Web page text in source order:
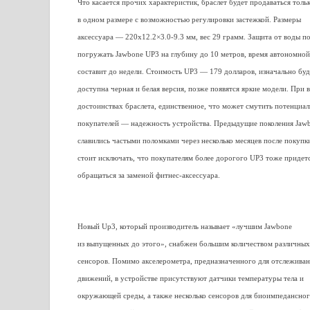
Что касается прочих характеристик, браслет будет продаваться
в одном размере с возможностью регулировки застежкой. Размеры
аксессуара — 220х12.2×3.0-9.3 мм, вес 29 грамм. Защита от воды
погружать Jawbone UP3 на глубину до 10 метров, время
составит до недели. Стоимость UP3 — 179 долларов, изначально
доступна черная и белая версия, позже появятся яркие модели. При
достоинствах браслета, единственное, что может смутить
покупателей — надежность устройства. Предыдущие поколения
славились частыми поломками через несколько месяцев после
стоит исключать, что покупателям более дорогого UP3 тоже
обращаться за заменой фитнес-аксессуара.
Новый Up3, который производитель называет «лучшим Jawbone
из выпущенных до этого», снабжен большим количеством различных
сенсоров. Помимо акселерометра, предназначенного для
движений, в устройстве присутствуют датчики температуры тела и
окружающей среды, а также несколько сенсоров для